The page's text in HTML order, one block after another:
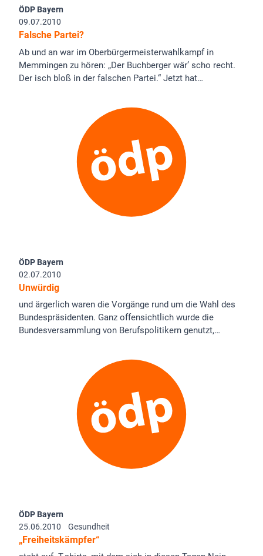
ÖDP Bayern
09.07.2010
Falsche Partei?
Ab und an war im Oberbürgermeisterwahlkampf in
Memmingen zu hören: „Der Buchberger wär’ scho recht.
Der isch bloß in der falschen Partei.“ Jetzt hat…
ÖDP Bayern
02.07.2010
Unwürdig
und ärgerlich waren die Vorgänge rund um die Wahl des
Bundespräsidenten. Ganz offensichtlich wurde die
Bundesversammlung von Berufspolitikern genutzt,…
ÖDP Bayern
25.06.2010
Gesundheit
„Freiheitskämpfer“